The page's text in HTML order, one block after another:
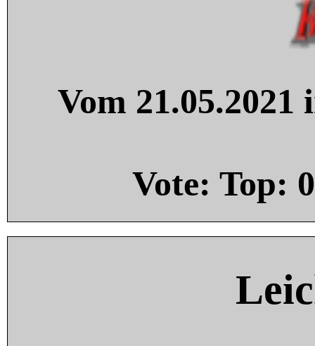
Vom
Vote: Top: 0